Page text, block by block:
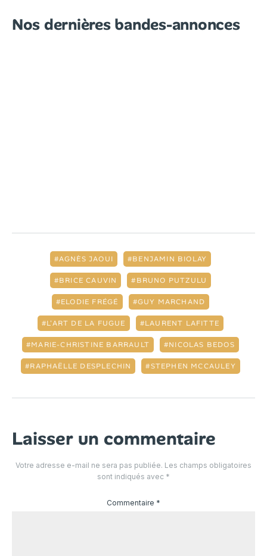
Nos dernières bandes-annonces
AGNÈS JAOUI BENJAMIN BIOLAY
BRICE CAUVIN BRUNO PUTZULU
ELODIE FRÉGÉ GUY MARCHAND
L'ART DE LA FUGUE LAURENT LAFITTE
MARIE-CHRISTINE BARRAULT NICOLAS BEDOS
RAPHAËLLE DESPLECHIN STEPHEN MCCAULEY
Laisser un commentaire
Votre adresse e-mail ne sera pas publiée. Les champs obligatoires
sont indiqués avec *
Commentaire *